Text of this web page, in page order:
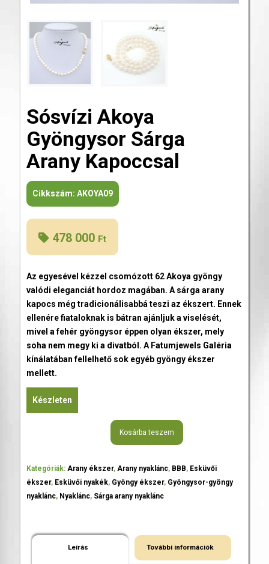
Sósvízi Akoya
Gyöngysor Sárga
Arany Kapoccsal
Cikkszám: AKOYA09
478 000 Ft
Az egyesével kézzel csomózott 62 Akoya gyöngy
valódi eleganciát hordoz magában. A sárga arany
kapocs még tradicionálisabbá teszi az ékszert. Ennek
ellenére fiataloknak is bátran ajánljuk a viselését,
mivel a fehér gyöngysor éppen olyan ékszer, mely
soha nem megy ki a divatból. A Fatumjewels Galéria
kínálatában fellelhető sok egyéb gyöngy ékszer
mellett.
Készleten
Kosárba teszem
Kategóriák: Arany ékszer, Arany nyaklánc, BBB, Esküvői
ékszer, Esküvői nyakék, Gyöngy ékszer, Gyöngysor-gyöngy
nyaklánc, Nyaklánc, Sárga arany nyaklánc
Leírás További információk